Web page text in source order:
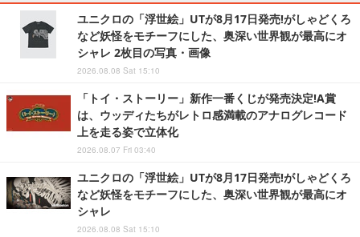
ユニクロの「浮世絵」UTが8月17日発売!がしゃどくろ
など妖怪をモチーフにした、奥深い世界観が最高にオ
シャレ 2枚目の写真・画像
2026.08.08 Sat 15:10
「トイ・ストーリー」新作一番くじが発売決定!A賞
は、ウッディたちがレトロ感満載のアナログレコード
上を走る姿で立体化
2026.08.07 Fri 03:40
ユニクロの「浮世絵」UTが8月17日発売!がしゃどくろ
など妖怪をモチーフにした、奥深い世界観が最高にオ
シャレ
2026.08.08 Sat 15:10